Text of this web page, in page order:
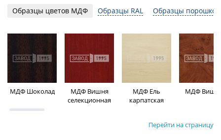
Образцы цветов МДФ Образцы RAL Образцы
МДФ Шоколад
МДФ Вишня
селекционная
МДФ Ель
карпатская
МДФ
Перейти на страницу